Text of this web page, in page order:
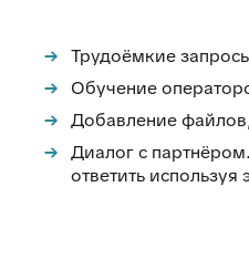
Трудоёмкие
Обучение
Добавление
Диалог с
ответить